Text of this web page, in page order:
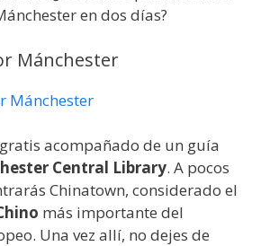
en dos días?
Mánchester
acompañado de un guía
Central Library. A pocos
Chinatown, considerado el
más importante del
Una vez allí, no dejes de